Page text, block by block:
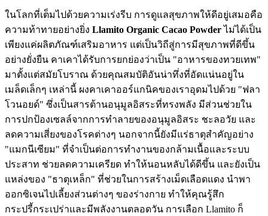
ในโลกที่เต็มไปด้วยความเร่งรีบ การดูแลสุขภาพให้ดีอยู่เสมอคือ
ความท้าทายอย่างยิ่ง Llamito Organic Cacao Powderไม่ได้เป็น
เพียงแค่ผลิตภัณฑ์เสริมอาหาร แต่เป็นวิถีสู่การมีสุขภาพที่ดีขึ้น
อย่างยั่งยืน คาเคาได้รับการยกย่องว่าเป็น "อาหารของทวยเทพ"
มาตั้งแต่สมัยโบราณ ด้วยคุณสมบัติอันน่าทึ่งที่อัดแน่นอยู่ใน
เมล็ดเล็กๆ เหล่านี้ ผงคาเคาออร์แกนิคของเราอุดมไปด้วย "ฟลา
โวนอยด์" ซึ่งเป็นสารต้านอนุมูลอิสระที่ทรงพลัง มีส่วนช่วยใน
การปกป้องเซลล์จากการทำลายของอนุมูลอิสระ ชะลอวัย และ
ลดความเสี่ยงของโรคต่างๆ นอกจากนี้ยังมีแร่ธาตุสำคัญอย่าง
"แมกนีเซียม" ที่จำเป็นต่อการทำงานของกล้ามเนื้อและระบบ
ประสาท ช่วยลดความเครียด ทำให้นอนหลับได้ดีขึ้น และยังเป็น
แหล่งของ "ธาตุเหล็ก" ที่ช่วยในการสร้างเม็ดเลือดแดง นำพา
ออกซิเจนไปเลี้ยงส่วนต่างๆ ของร่างกาย ทำให้คุณรู้สึก
กระปรี้กระเปร่าและมีพลังงานตลอดวัน การเลือก Llamito ก็